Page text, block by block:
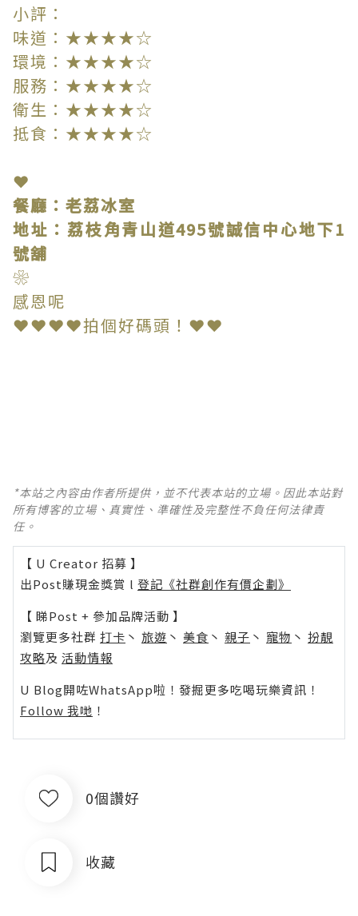
小評：
味道：★★★★☆
環境：★★★★☆
服務：★★★★☆
衛生：★★★★☆
抵食：★★★★☆
❤
餐廳：老荔冰室
地址：荔枝角青山道495號誠信中心地下1
號舖
❀
感恩呢
❤❤❤❤拍個好碼頭！❤❤
*本站之內容由作者所提供，並不代表本站的立場。因此本站對
所有博客的立場、真實性、準確性及完整性不負任何法律責
任。
【 U Creator 招募 】
出Post賺現金獎賞 l 登記《社群創作有價企劃》
【 睇Post + 參加品牌活動 】
瀏覽更多社群 打卡 丶 旅遊 丶 美食 丶 親子 丶 寵物 丶 扮靚
攻略及 活動情報
U Blog開咗WhatsApp啦！發掘更多吃喝玩樂資訊！
Follow 我哋 ！
0個讚好
收藏